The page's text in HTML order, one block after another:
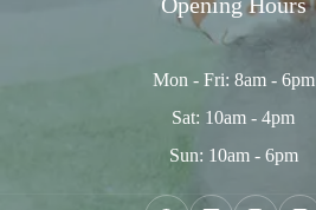
Opening Hours
Mon - Fri: 8am - 6pm
Sat: 10am - 4pm
Sun: 10am - 6pm